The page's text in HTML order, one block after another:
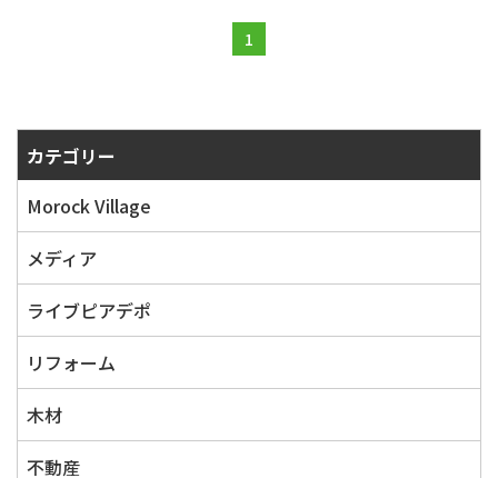
1
カテゴリー
Morock Village
メディア
ライブピアデポ
リフォーム
木材
不動産